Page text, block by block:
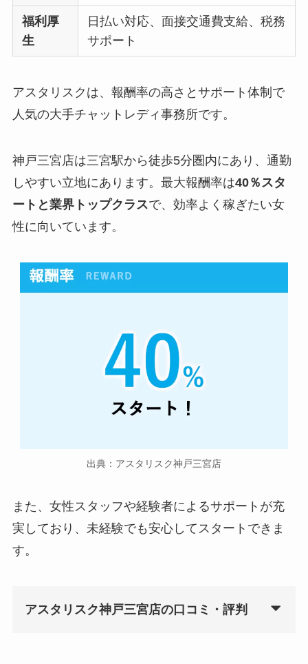
福利厚
生
日払い対応、面接交通費支給、税務
サポート
アスタリスクは、報酬率の高さとサポート体制で
人気の大手チャットレディ事務所です。
神戸三宮店は三宮駅から徒歩5分圏内にあり、通勤
しやすい立地にあります。最大報酬率は40％スタ
ートと業界トップクラスで、効率よく稼ぎたい女
性に向いています。
出典：アスタリスク神戸三宮店
また、女性スタッフや経験者によるサポートが充
実しており、未経験でも安心してスタートできま
す。
アスタリスク神戸三宮店の口コミ・評判